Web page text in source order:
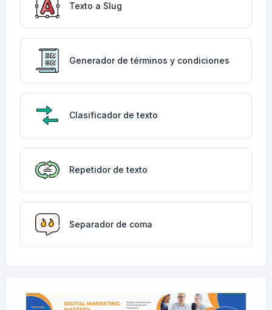
Texto a Slug
Generador de términos y condiciones
Clasificador de texto
Repetidor de texto
Separador de coma